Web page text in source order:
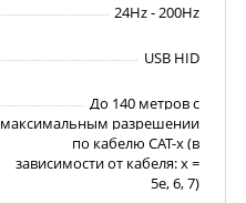
24Hz - 200Hz
USB HID
До 140 метров с
максимальным разрешении
по кабелю CAT-x (в
зависимости от кабеля: x =
5e, 6, 7)